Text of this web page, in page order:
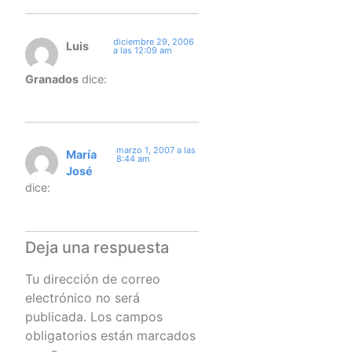
Luis
Granados dice:
diciembre 29, 2006
a las 12:09 am
María
José
dice:
marzo 1, 2007 a las
8:44 am
Deja una respuesta
Tu dirección de correo
electrónico no será
publicada. Los campos
obligatorios están marcados